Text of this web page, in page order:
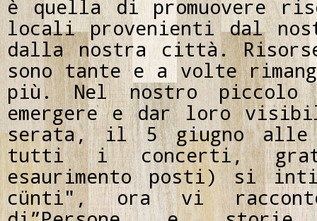
è quella di promuovere
locali provenienti dal
dalla nostra città.
sono tante e a volte
più. Nel nostro piccolo
emergere e dar loro
serata, il 5 giugno
tutti i concerti,
esaurimento posti) si
cünti", ora vi